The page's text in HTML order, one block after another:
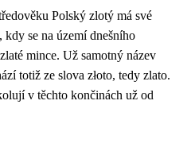
Polský zlotý má své
se na území dnešního
mince. Už samotný název
totiž ze slova złoto, tedy zlato.
v těchto končinách už od